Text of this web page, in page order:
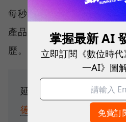
每秒資料處理量為前段晶
產品追溯能力(Die
歷。
延伸閱讀：
AI需求熱，
德音：先進封裝供不應
掌握最新 AI
立即訂閱《數位時
一AI》圖